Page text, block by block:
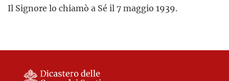
Il Signore lo chiamò a Sé il 7 maggio 1939.